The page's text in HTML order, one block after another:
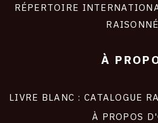
RÉPERTOIRE
À
LIVRE BLANC : CATALOGUE
À PROPOS